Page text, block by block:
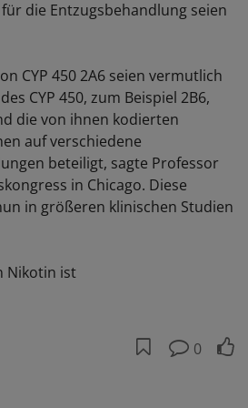
die Entzugsbehandlung seien
CYP 450 2A6 seien vermutlich
CYP 450, zum Beispiel 2B6,
die von ihnen kodierten
auf verschiedene
beteiligt, sagte Professor
in Chicago. Diese
in größeren klinischen Studien
Nikotin ist
0